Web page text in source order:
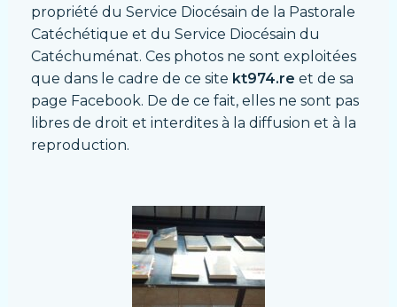
propriété du Service Diocésain de la Pastorale
Catéchétique et du Service Diocésain du
Catéchuménat. Ces photos ne sont exploitées
que dans le cadre de ce site kt974.re et de sa
page Facebook. De de ce fait, elles ne sont pas
libres de droit et interdites à la diffusion et à la
reproduction.